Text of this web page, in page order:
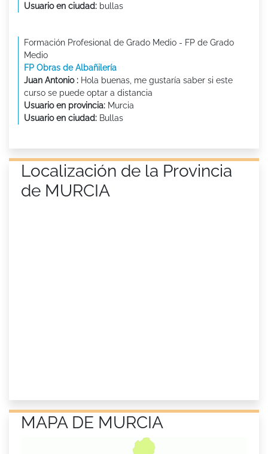
Usuario en ciudad: bullas
Formación Profesional de Grado Medio - FP de Grado
Medio
FP Obras de Albañilería
Juan Antonio : Hola buenas, me gustaría saber si este
curso se puede optar a distancia
Usuario en provincia: Murcia
Usuario en ciudad: Bullas
Localización de la Provincia
de MURCIA
MAPA DE MURCIA